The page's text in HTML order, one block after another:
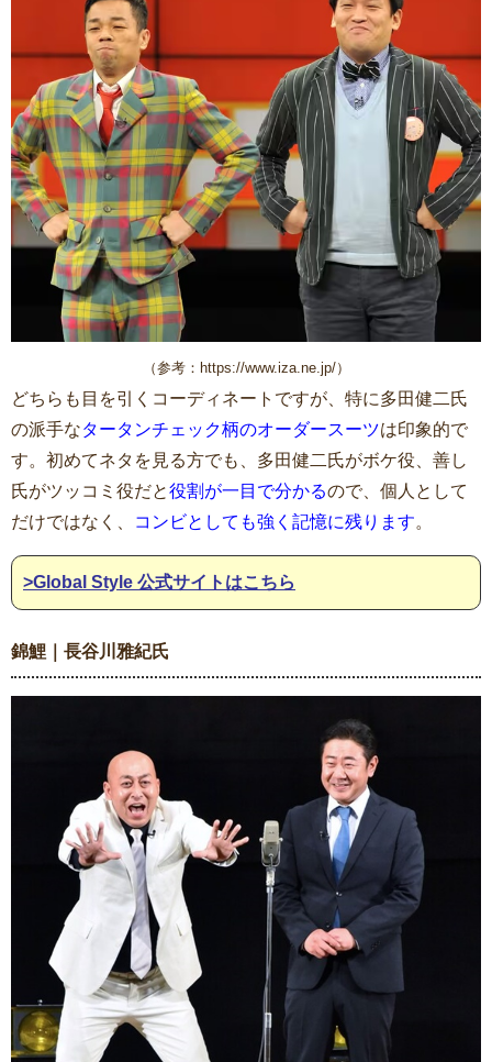
（参考：https://www.iza.ne.jp/）
どちらも目を引くコーディネートですが、特に多田健二氏
の派手なタータンチェック柄のオーダースーツは印象的で
す。初めてネタを見る方でも、多田健二氏がボケ役、善し
氏がツッコミ役だと役割が一目で分かるので、個人として
だけではなく、
コンビとしても強く記憶に残ります。
>Global Style 公式サイトはこちら
錦鯉｜長谷川雅紀氏